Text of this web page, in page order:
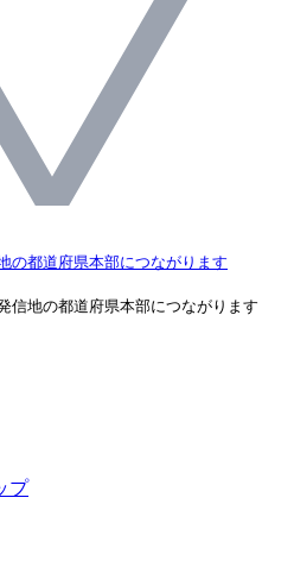
の都道府県本部につながります
信地の都道府県本部につながります
プ